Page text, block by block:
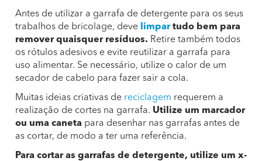
Antes de utilizar a garrafa de detergente para os seus
trabalhos de bricolage, deve
limpartudo bem para
remover quaisquer resíduos. Retire também todos
os rótulos adesivos e evite reutilizar a garrafa para
uso alimentar. Se necessário, utilize o calor de um
secador de cabelo para fazer sair a cola.
Muitas ideias criativas de reciclagem requerem a
realização de cortes na garrafa. Utilize um marcador
ou uma caneta para desenhar nas garrafas antes de
as cortar, de modo a ter uma referência.
Para cortar as garrafas de detergente, utilize um x-